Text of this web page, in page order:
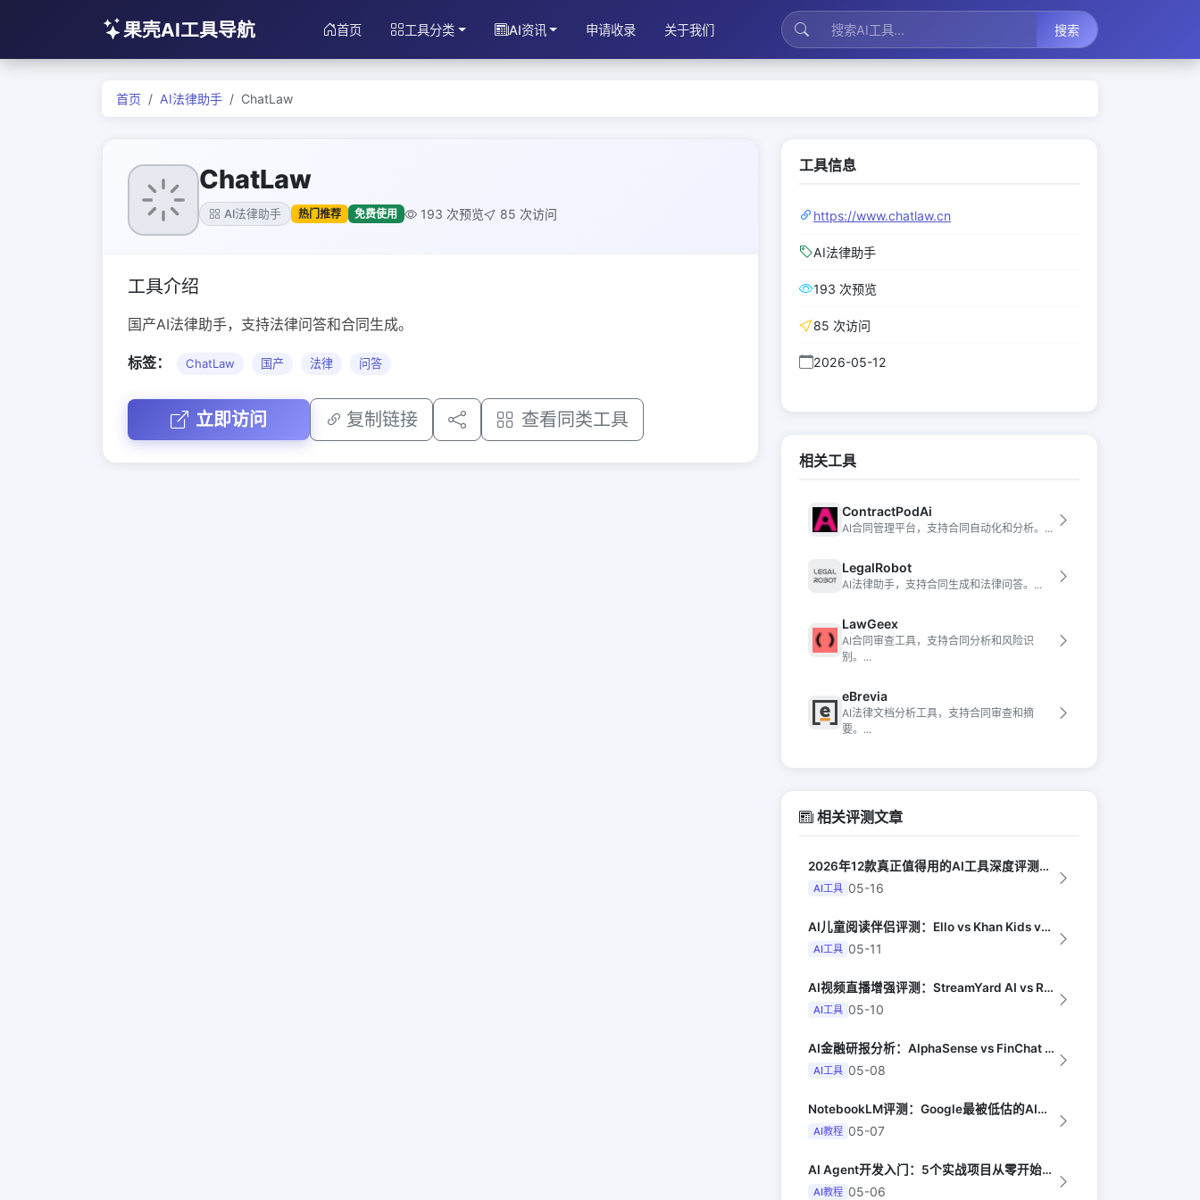
果壳AI工具导航 首页 工具分类 AI资讯 申请收录 关于我们 搜索
首页 AI法律助手 ChatLaw
ChatLaw
AI法律助手 热门推荐 免费使用 193 次预览 85 次访问
工具介绍
国产AI法律助手，支持法律问答和合同生成。
标签： ChatLaw 国产 法律 问答
立即访问 复制链接 查看同类工具
工具信息
https://www.chatlaw.cn
AI法律助手
193 次预览
85 次访问
2026-05-12
相关工具
ContractPodAi
AI合同管理平台，支持合同自动化和分析。...
LegalRobot
AI法律助手，支持合同生成和法律问答。...
LawGeex
AI合同审查工具，支持合同分析和风险识
别。...
eBrevia
AI法律文档分析工具，支持合同审查和摘
要。...
相关评测文章
2026年12款真正值得用的AI工具深度评测（Synthesia评选）
AI工具 05-16
AI儿童阅读伴侣评测：Ello vs Khan Kids vs Homer（Ed...
AI工具 05-11
AI视频直播增强评测：StreamYard AI vs Restream vs ...
AI工具 05-10
AI金融研报分析：AlphaSense vs FinChat vs Tegus（...
AI工具 05-08
NotebookLM评测：Google最被低估的AI工具（The Guardia...
AI教程 05-07
AI Agent开发入门：5个实战项目从零开始（LangChain）
AI教程 05-06